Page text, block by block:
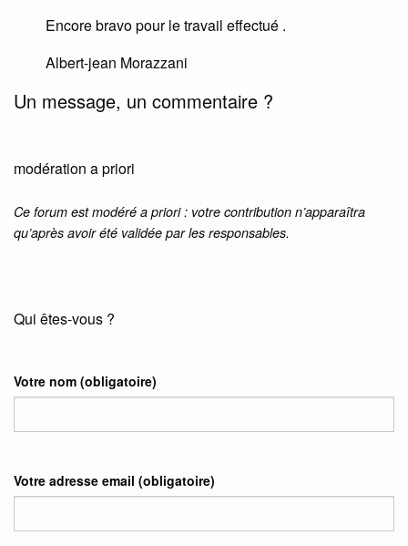
Encore bravo pour le travail effectué .
Albert-jean Morazzani
Un message, un commentaire ?
modération a priori
Ce forum est modéré a priori : votre contribution n’apparaîtra
qu’après avoir été validée par les responsables.
Qui êtes-vous ?
Votre nom (obligatoire)
Votre adresse email (obligatoire)